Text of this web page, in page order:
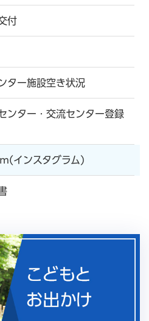
付
ター施設空き状況
ンター・交流センター登録
インスタグラム)